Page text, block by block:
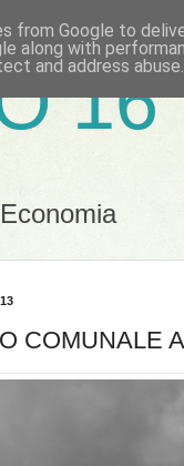
16
COMUNALE
from Google to
along with
and address abuse.